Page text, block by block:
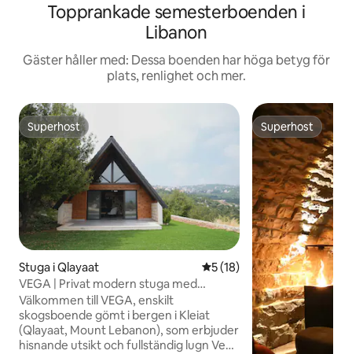
Topprankade semesterboenden i
Libanon
Gäster håller med: Dessa boenden har höga betyg för
plats, renlighet och mer.
Superhost
Superhost
Stuga i Qlayaat 5 av 5 i genomsnittligt
5 (18)
VEGA | Privat modern stuga med
panoramautsikt
Välkommen till VEGA, enskilt
skogsboende gömt i bergen i Kleiat
(Qlayaat, Mount Lebanon), som erbjuder
hisnande utsikt och fullständig lugn Vega
Superhost
Superhost